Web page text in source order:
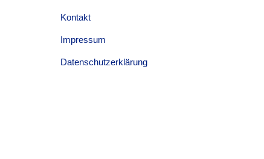
Kontakt
Impressum
Datenschutzerklärung